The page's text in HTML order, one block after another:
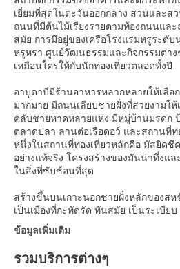
เยี่ยมที่สุดในตะวันออกกลาง สวนและ
ถนนที่มีต้นไม้เรียงรายตามท้องถนนแล
สมัย การมีอยู่ของเครือโรงแรมหรูระดั
หรูหรา ศูนย์วัฒนธรรมและกิจกรรมต่า
เหมือนใครให้กับนักท่องเที่ยวตลอดทั้งปี
อาบูดาบีมีร้านอาหารหลากหลายให้เลื
มากมาย มีถนนเลียบชายฝั่งที่สวยงามใ
คลับชายหาดหลายแห่ง มีหมู่บ้านมรดก
ตลาดปลา ลานต่อเรือดอว์ และสถานที่ท่
หนึ่งในสถานที่ท่องเที่ยวหลักคือ มัสยิดชี
อย่างแท้จริง โครงสร้างของมันน่าทึ่งแ
ในสิ่งที่ซับซ้อนที่สุด
สร้างขึ้นบนเกาะนอกชายฝั่งหลักของสห
เป็นเมืองที่กะทัดรัด ทันสมัย เป็นระเบีย
ข้อมูลเพิ่มเติม
รวมบริการต่างๆ